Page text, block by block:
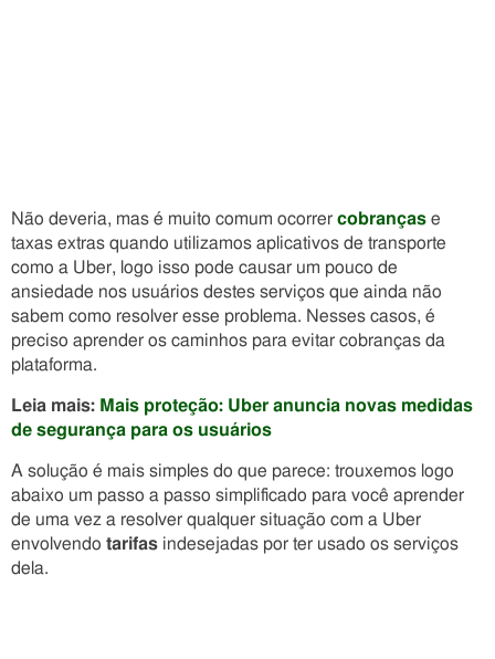
Não deveria, mas é muito comum ocorrer cobranças e
taxas extras quando utilizamos aplicativos de transporte
como a Uber, logo isso pode causar um pouco de
ansiedade nos usuários destes serviços que ainda não
sabem como resolver esse problema. Nesses casos, é
preciso aprender os caminhos para evitar cobranças da
plataforma.
Leia mais: Mais proteção: Uber anuncia novas medidas
de segurança para os usuários
A solução é mais simples do que parece: trouxemos logo
abaixo um passo a passo simplificado para você aprender
de uma vez a resolver qualquer situação com a Uber
envolvendo tarifas indesejadas por ter usado os serviços
dela.